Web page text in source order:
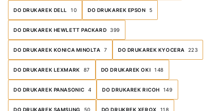
DO DRUKAREK DELL 10 DO DRUKAREK EPSON 5
DO DRUKAREK HEWLETT PACKARD 399
DO DRUKAREK KONICA MINOLTA 7 DO DRUKAREK KYOCERA 223
DO DRUKAREK LEXMARK 87 DO DRUKAREK OKI 148
DO DRUKAREK PANASONIC 4 DO DRUKAREK RICOH 149
DO DRUKAREK SAMSUNG 50 DO DRUKREK XEROX 118